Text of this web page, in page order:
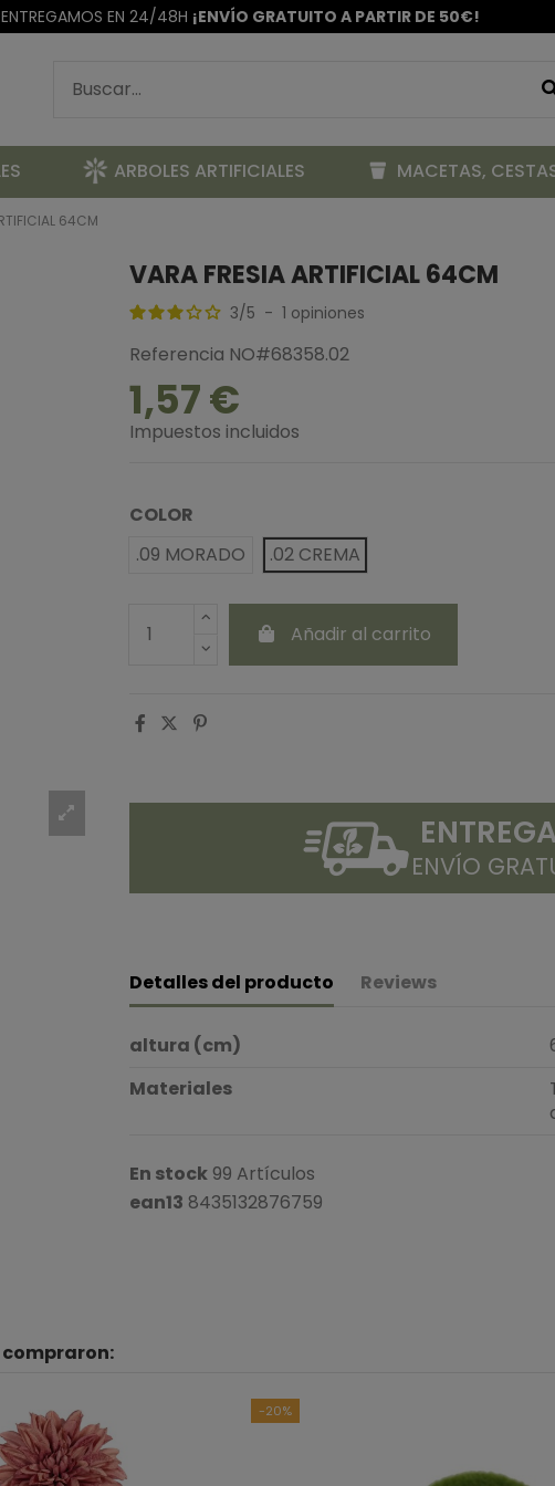
ENTREGAMOS EN 24/48H ¡ENVÍO GRATUITO A PARTIR DE 50€!
ARBOLES ARTIFICIALES MACETAS,
64CM
VARA FRESIA ARTIFICIAL 64CM
3/5 - 1 opiniones
Referencia NO#68358.02
1,57 €
Impuestos incluidos
COLOR
.09 MORADO
.02 CREMA
Añadir al carrito
ENVÍO
Detalles del producto Reviews
altura (cm)
Materiales
En stock 99 Artículos
ean13 8435132876759
-20%